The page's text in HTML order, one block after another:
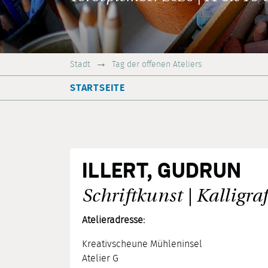
Stadt Tag der offenen Ateliers
STARTSEITE
ILLERT, GUDRUN
Schriftkunst |
Atelieradresse:
Kreativscheune Mühleninsel
Atelier G